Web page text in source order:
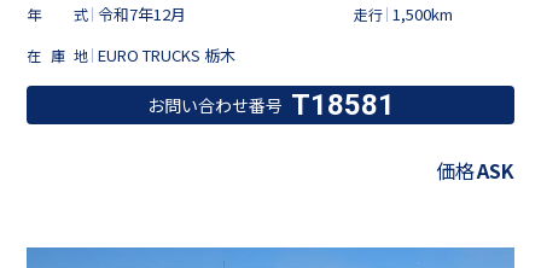
年式 令和7年12月 走行 1,500km
在庫地 EURO TRUCKS 栃木
お問い合わせ番号 T18581
価格ASK